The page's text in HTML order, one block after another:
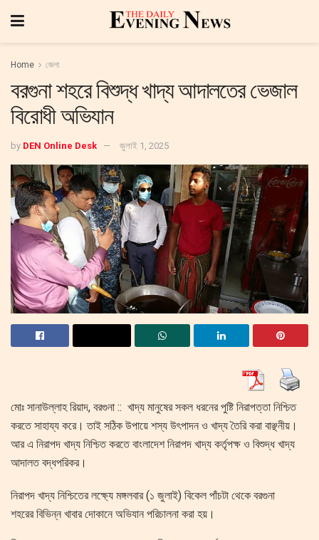
Home জেলা
বরগুনা শহরে বিশুদ্ধ খাদ্য আদালতের ভেজাল
বিরোধী অভিযান
by DEN Online Desk জুলাই 1, 2025
মোঃ সানাউল্লাহ রিয়াদ, বরগুনা :: খাদ্য মানুষের সকল ধরনের পুষ্টি নিরাপত্তা নিশ্চিত
করতে সাহায্য করে। তাই সঠিক উপায়ে শস্য উৎপাদন ও খাদ্য তৈরি করা বাঞ্ছনীয়।
আর এ নিরাপদ খাদ্য নিশ্চিত করতে বাংলাদেশ নিরাপদ খাদ্য কর্তৃপক্ষ ও বিশুদ্ধ খাদ্য
আদালত বদ্ধপরিকর।
নিরাপদ খাদ্য নিশ্চিতের লক্ষ্যে মঙ্গলবার (১ জুলাই) বিকেল পাঁচটা থেকে বরগুনা
শহরের বিভিন্ন খাবার দোকানে অভিযান পরিচালনা করা হয়।